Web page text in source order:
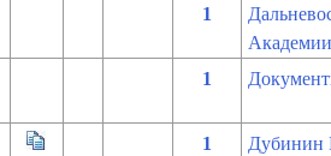
1
1
1
Дубинин